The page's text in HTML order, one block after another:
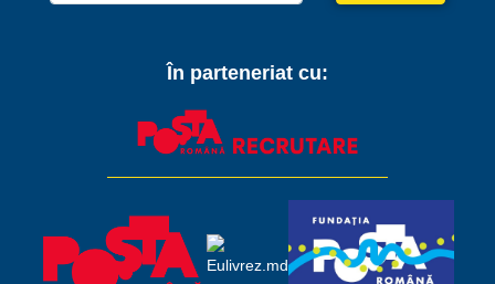
În parteneriat cu: